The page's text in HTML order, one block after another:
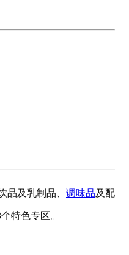
品及乳制品、 调味品及配
特色专区。